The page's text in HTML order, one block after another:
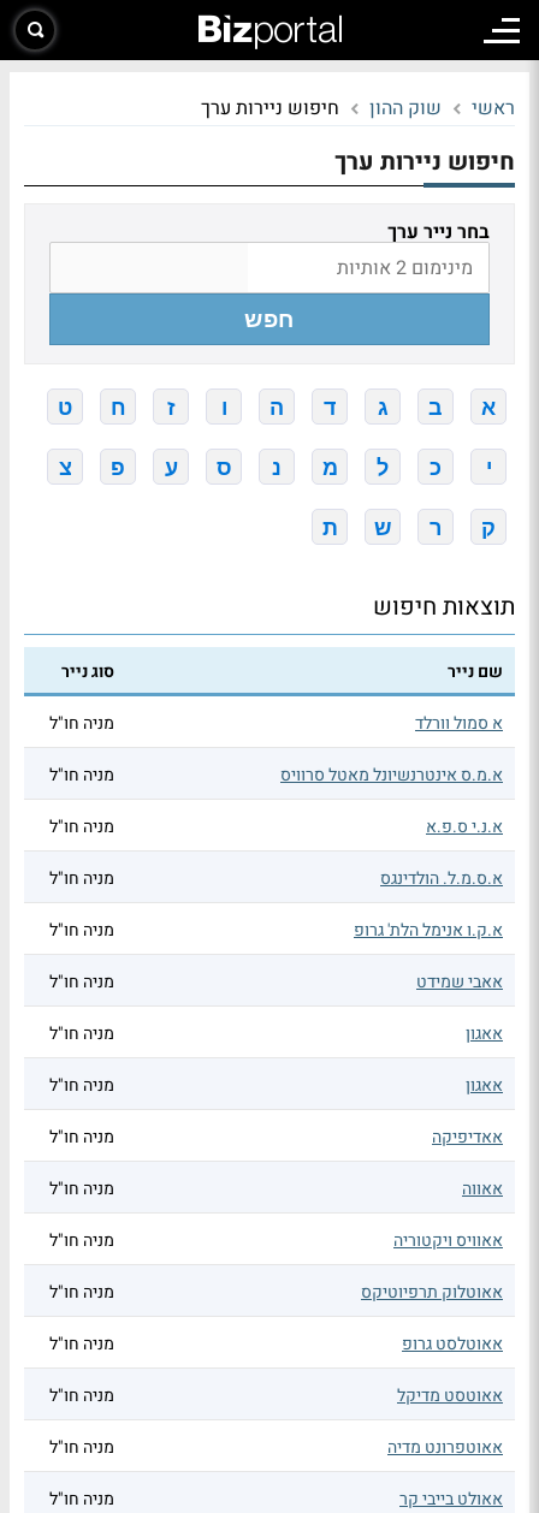
ראשי שוק ההון חיפוש ניירות ערך
חיפוש ניירות ערך
בחר נייר ערך
חפש
א ב ג ד ה ו ז ח ט
י כ ל מ נ ס ע פ צ
ק ר ש ת
תוצאות חיפוש
שם נייר סוג נייר
א סמול וורלד מניה חו"ל
א.מ.ס אינטרנשיונל מאטל סרוויס מניה חו"ל
א.נ.י ס.פ.א מניה חו"ל
א.ס.מ.ל. הולדינגס מניה חו"ל
א.ק.ו אנימל הלת' גרופ מניה חו"ל
אאבי שמידט מניה חו"ל
אאגון מניה חו"ל
אאגון מניה חו"ל
אאדיפיקה מניה חו"ל
אאווה מניה חו"ל
אאוויס ויקטוריה מניה חו"ל
אאוטלוק תרפיוטיקס מניה חו"ל
אאוטלסט גרופ מניה חו"ל
אאוטסט מדיקל מניה חו"ל
אאוטפרונט מדיה מניה חו"ל
אאולט בייבי קר מניה חו"ל